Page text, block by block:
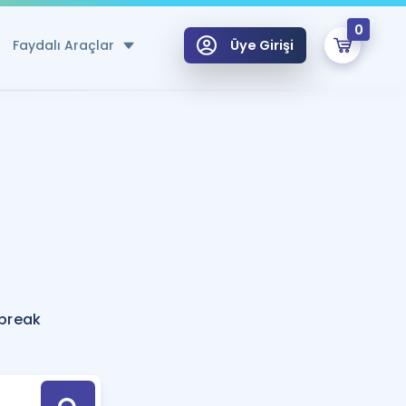
Faydalı Araçlar
Hesaplama Aracı
için Öneriler
Tek Takvimde
Üye Girişi
0
Hoca ile seni sınava hazırlayacak onlarca eğitim seni bekliyor!